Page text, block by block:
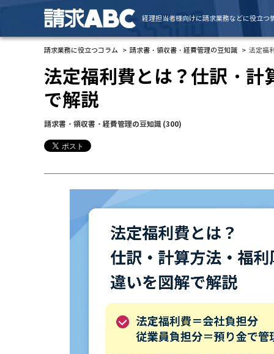
経理担当者様向けに請求業務などに役立つ
請求業務に役立つコラム 請求書・領収書・経費管理の豆知識 法定福
法定福利費とは？仕訳・計
で解説
請求書・領収書・経費管理の豆知識 (300)